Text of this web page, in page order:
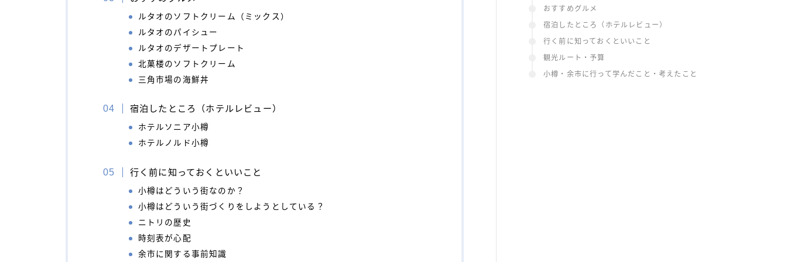
ルタオのソフトクリーム（ミックス）
ルタオのパイシュー
ルタオのデザートプレート
北菓楼のソフトクリーム
三角市場の海鮮丼
宿泊したところ（ホテルレビュー）
ホテルソニア小樽
ホテルノルド小樽
行く前に知っておくといいこと
小樽はどういう街なのか？
小樽はどういう街づくりをしようとしている？
ニトリの歴史
時刻表が心配
余市に関する事前知識
おすすめグルメ
宿泊したところ（ホテルレビュー）
行く前に知っておくといいこと
観光ルート・予算
小樽・余市に行って学んだこと・考えたこと